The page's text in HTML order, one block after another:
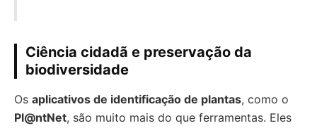
Ciência cidadã e preservação da
biodiversidade
Os aplicativos de identificação de plantas, como o
Pl@ntNet, são muito mais do que ferramentas. Eles